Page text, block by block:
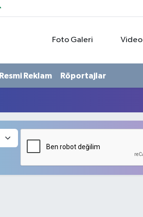
Foto Galeri Video
Resmi Reklam Röportajlar